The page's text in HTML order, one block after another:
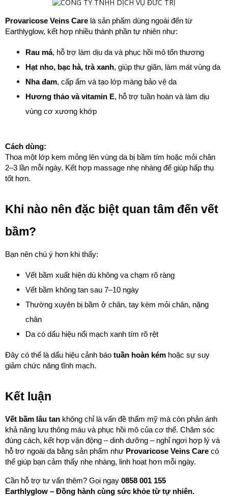
Provaricose Veins Care là sản phẩm dùng ngoài đến từ
Earthlyglow, kết hợp nhiều thành phần tự nhiên như:
Rau má, hỗ trợ làm dịu da và phục hồi mô tổn thương
Hạt nho, bạc hà, trà xanh, giúp thư giãn, làm mát vùng da
Nha đam, cấp ẩm và tạo lớp màng bảo vệ da
Hương thảo và vitamin E, hỗ trợ tuần hoàn và làm dịu
vùng cơ xương khớp
Cách dùng:
Thoa một lớp kem mỏng lên vùng da bị bầm tím hoặc mỏi chân
2–3 lần mỗi ngày. Kết hợp massage nhẹ nhàng để giúp hấp thụ
tốt hơn.
Khi nào nên đặc biệt quan tâm đến vết
bầm?
Bạn nên chú ý hơn khi thấy:
Vết bầm xuất hiện dù không va chạm rõ ràng
Vết bầm không tan sau 7–10 ngày
Thường xuyên bị bầm ở chân, tay kèm mỏi chân, nặng
chân
Da có dấu hiệu nổi mạch xanh tím rõ rệt
Đây có thể là dấu hiệu cảnh báo tuần hoàn kém hoặc sự suy
giảm chức năng tĩnh mạch.
Kết luận
Vết bầm lâu tan không chỉ là vấn đề thẩm mỹ mà còn phản ánh
khả năng lưu thông máu và phục hồi mô của cơ thể. Chăm sóc
đúng cách, kết hợp vận động – dinh dưỡng – nghỉ ngơi hợp lý và
hỗ trợ ngoài da bằng sản phẩm như Provaricose Veins Care có
thể giúp bạn cảm thấy nhẹ nhàng, linh hoạt hơn mỗi ngày.
Cần hỗ trợ tư vấn thêm? Gọi ngay 0858 001 155
Earthlyglow – Đồng hành cùng sức khỏe từ tự nhiên.